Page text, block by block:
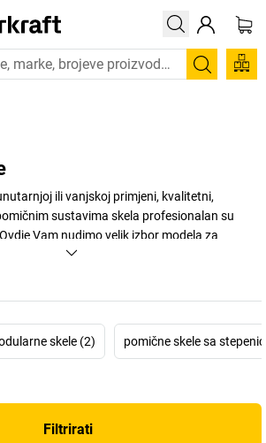
Pogledajte našu ponudu proizvoda s
ili vanjskoj primjeni, kvalitetni,
sustavima skela profesionalan su
Vam nudimo velik izbor modela za
i bezopasno penjanje.
skele (2) pomične skele sa
Filtrirati